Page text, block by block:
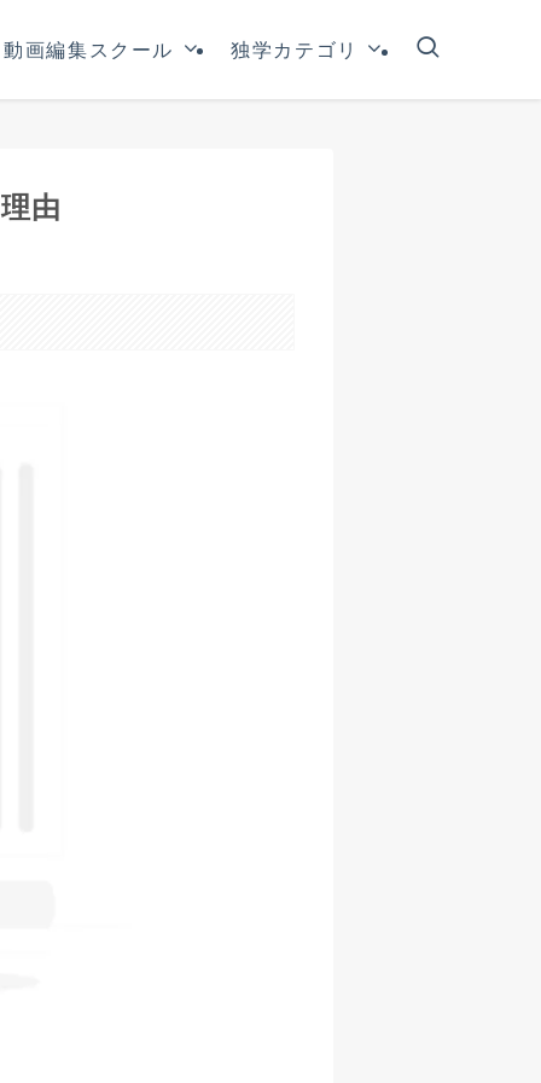
動画編集スクール 独学カテゴリ
由